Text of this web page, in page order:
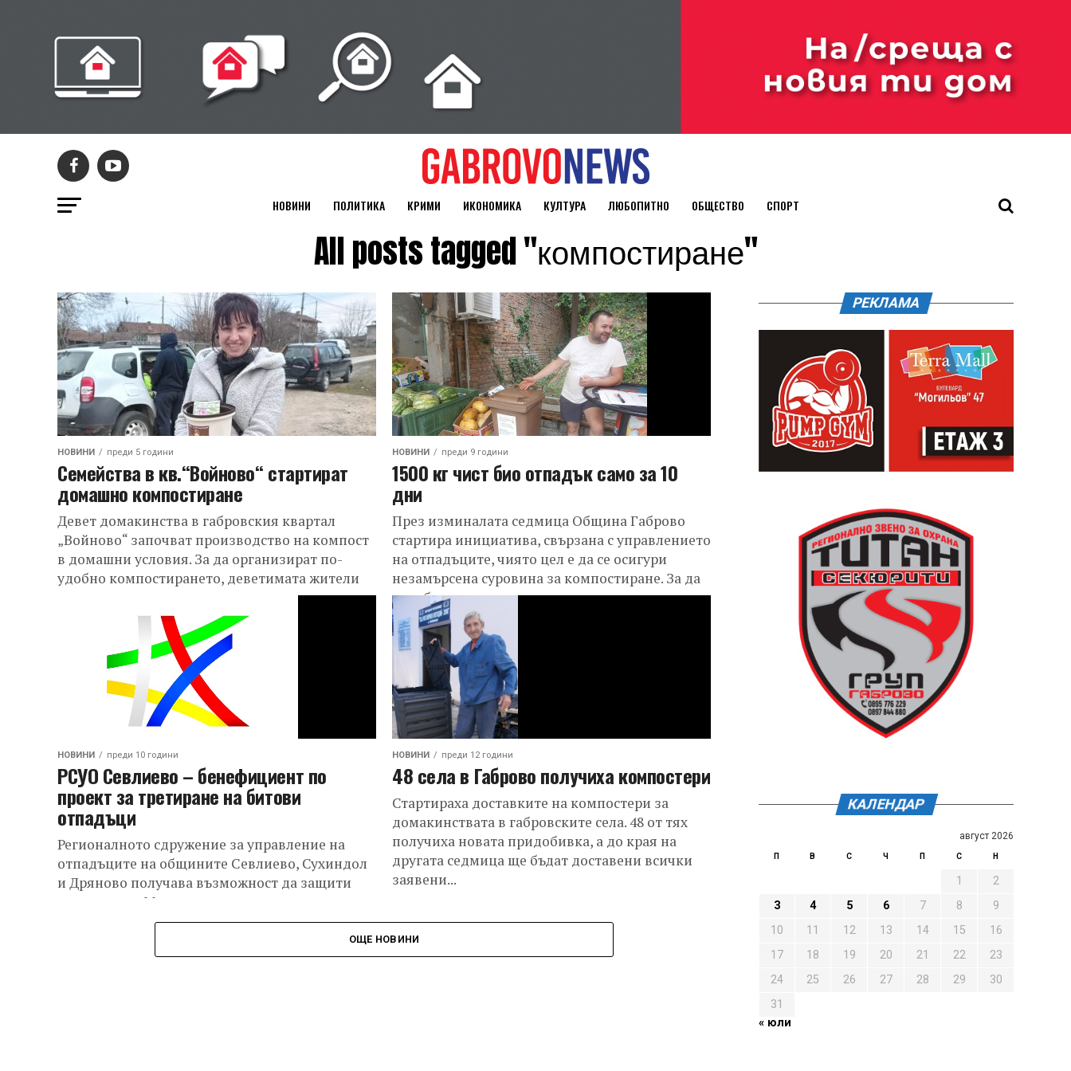
НОВИНИ ПОЛИТИКА КРИМИ ИКОНОМИКА КУЛТУРА ЛЮБОПИТНО ОБЩЕСТВО СПОРТ
All posts tagged "компостиране"
НОВИНИ преди 5 години
Семейства в кв.“Войново“ стартират
домашно компостиране
Девет домакинства в габровския квартал
„Войново“ започват производство на компост
в домашни условия. За да организират по-
удобно компостирането, деветимата жители
на квартала получиха компостерни съдове,
предоставени...
НОВИНИ преди 9 години
1500 кг чист био отпадък само за 10
дни
През изминалата седмица Община Габрово
стартира инициатива, свързана с управлението
на отпадъците, чиято цел е да се осигури
незамърсена суровина за компостиране. За да
се събира...
НОВИНИ преди 10 години
РСУО Севлиево – бенефициент по
проект за третиране на битови
отпадъци
Регионалното сдружение за управление на
отпадъците на общините Севлиево, Сухиндол
и Дряново получава възможност да защити
проект пред Министерството на околната
среда и водите по Оперативна...
НОВИНИ преди 12 години
48 села в Габрово получиха компостери
Стартираха доставките на компостери за
домакинствата в габровските села. 48 от тях
получиха новата придобивка, а до края на
другата седмица ще бъдат доставени всички
заявени...
ОЩЕ НОВИНИ
РЕКЛАМА
КАЛЕНДАР
август 2026
П В С Ч П С Н
1
2
3
4 5 6 7 8
9
10
11 12 13 14 15
16
17
18 19 20 21 22
23
24
25 26 27 28 29
30
31
« юли